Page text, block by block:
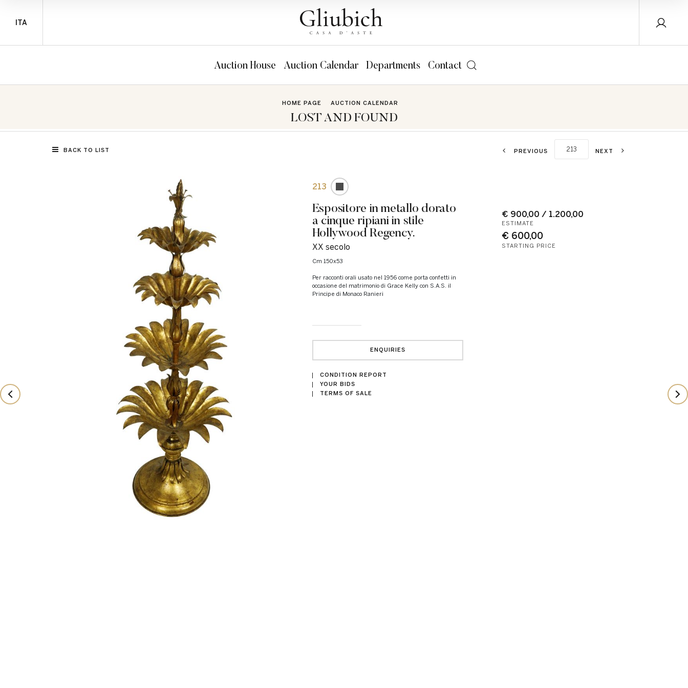
ITA
Auction House Auction Calendar Departments Contact
HOME PAGE AUCTION CALENDAR
LOST AND FOUND
BACK TO LIST PREVIOUS NEXT
213
Espositore in metallo dorato
a cinque ripiani in stile
Hollywood Regency.
XX secolo
cm 150x53
Per racconti orali usato nel 1956 come porta confetti in
occasione del matrimonio di Grace Kelly con S.A.S. il
Principe di Monaco Ranieri
ENQUIRIES
CONDITION REPORT
YOUR BIDS
TERMS OF SALE
€ 900,00 / 1.200,00
ESTIMATE
€ 600,00
STARTING PRICE